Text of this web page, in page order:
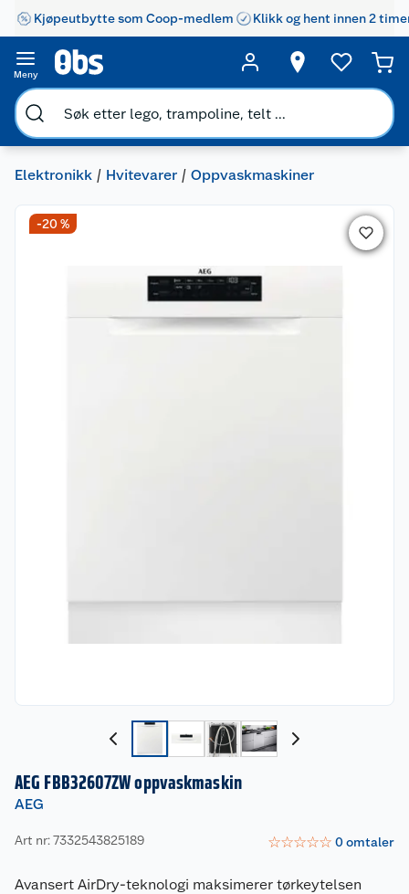
Kjøpeutbytte som Coop-medlem Klikk og hent innen 2
Meny
Elektronikk Hvitevarer Oppvaskmaskiner
-20 %
AEG FBB32607ZW oppvaskmaskin
AEG
Art nr: 7332543825189 ☆☆☆☆☆ 0omtaler
Avansert AirDry-teknologi maksimerer tørkeytelsen